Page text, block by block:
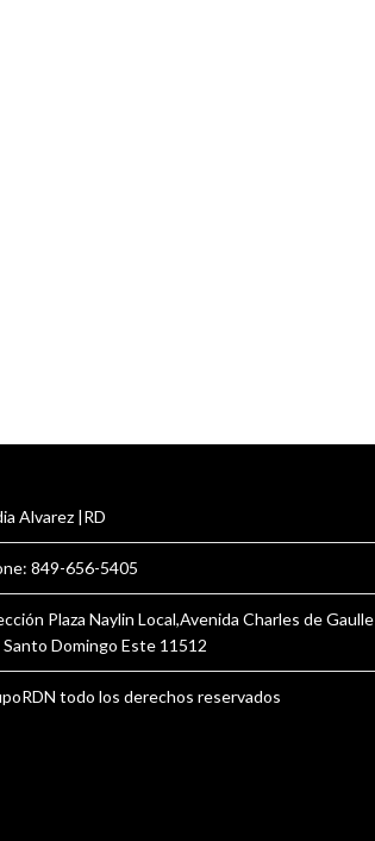
Alvarez |RD
849-656-5405
Plaza Naylin Local,Avenida Charles de Gaulle
Domingo Este 11512
todo los derechos reservados